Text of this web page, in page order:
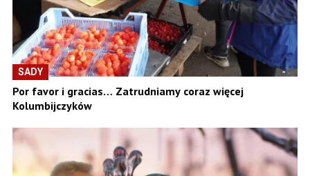
SADY
Por favor i gracias… Zatrudniamy coraz więcej
Kolumbijczyków